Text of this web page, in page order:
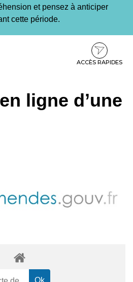
et pensez à anticiper
cette période.
ACCÈS RAPIDES
ligne d’une